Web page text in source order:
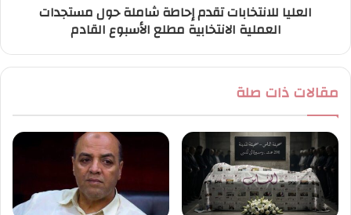
العليا للانتخابات تقدم إحاطة شاملة حول مستجدات
العملية الانتخابية مطلع الأسبوع القادم
مقالات ذات صلة